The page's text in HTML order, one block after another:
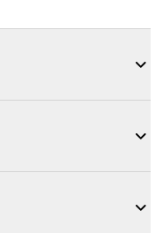


